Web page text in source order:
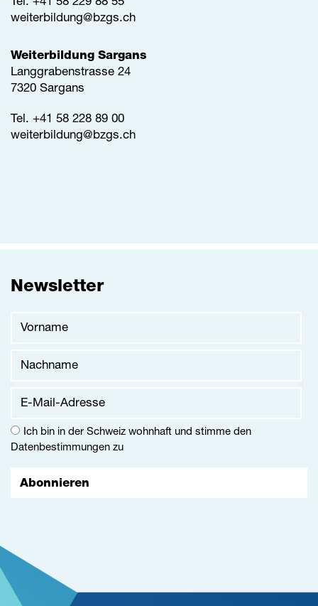
Tel. +41 58 229 88 55
weiterbildung@bzgs.ch
Weiterbildung Sargans
Langgrabenstrasse 24
7320 Sargans
Tel. +41 58 228 89 00
weiterbildung@bzgs.ch
Newsletter
Abonnieren
Ich bin in der Schweiz wohnhaft und stimme den
Datenbestimmungen zu